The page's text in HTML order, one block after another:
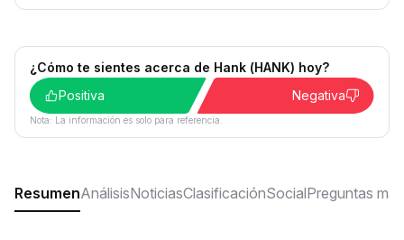
¿Cómo te sientes acerca de Hank (HANK) hoy?
Positiva
Negativa
Nota: La información es solo para referencia.
ResumenAnálisisNoticiasClasificaciónSocialPreguntas